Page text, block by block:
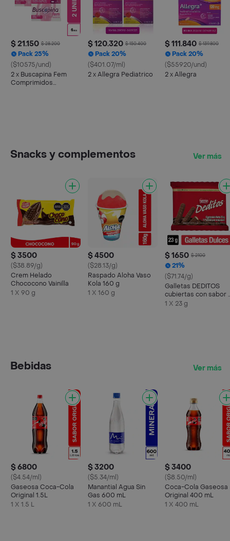
$ 21.150 $ 28.200
Pack 25%
($10575/und)
2 x Buscapina Fem
Comprimidos
$ 120.320 $ 150.400
Pack 20%
($401.07/ml)
2 x Allegra Pediatrico
$ 111.840 $ 139.800
Pack 20%
($55920/und)
2 x Allegra
Snacks y complementos Ver más
$ 3500
($38.89/g)
Crem Helado
Chococono Vainilla
1 X 90 g
$ 4500
($28.13/g)
Raspado Aloha Vaso
Kola 160 g
1 X 160 g
$ 1650 $ 2100
21%
($71.74/g)
Galletas DEDITOS
cubiertas con sabor
chocolate x 23g
1 X 23 g
Bebidas Ver más
$ 6800
($4.54/ml)
Gaseosa Coca-Cola
Original 1.5L
1 X 1.5 L
$ 3200
($5.34/ml)
Manantial Agua Sin
Gas 600 mL
1 X 600 mL
$ 3400
($8.50/ml)
Coca-Cola Gaseosa
Original 400 mL
1 X 400 mL